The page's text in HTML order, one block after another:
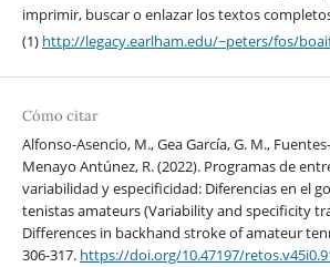
imprimir, buscar o enlazar los textos
(1) http://legacy.earlham.edu/~peters/fos/
Cómo citar
Alfonso-Asencio, M., Gea García, G. M.,
Menayo Antúnez, R. (2022). Programas de
variabilidad y especificidad: Diferencias en el
tenistas amateurs (Variability and specificity
Differences in backhand stroke of amateur
306-317. https://doi.org/10.47197/